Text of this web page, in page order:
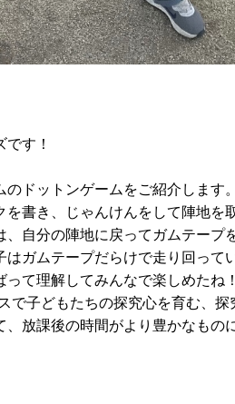
す！
ドットンゲームをご紹介します。
書き、じゃんけんをして陣地を
自分の陣地に戻ってガムテープ
ガムテープだらけで走り回って
て理解してみんなで楽しめたね！
で子どもたちの探究心を育む、
放課後の時間がより豊かなもの